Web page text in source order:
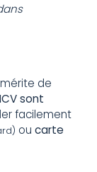
de
sont
facilement
oucarte